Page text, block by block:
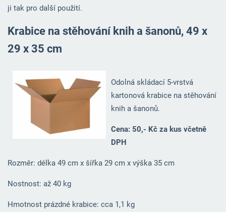
ji tak pro další použití.
Krabice na stěhování knih a šanonů, 49 x
29 x 35 cm
Odolná skládací 5-vrstvá
kartonová krabice na stěhování
knih a šanonů.
Cena: 50,- Kč za kus včetně
DPH
Rozměr: délka 49 cm x šířka 29 cm x výška 35 cm
Nostnost: až 40 kg
Hmotnost prázdné krabice: cca 1,1 kg